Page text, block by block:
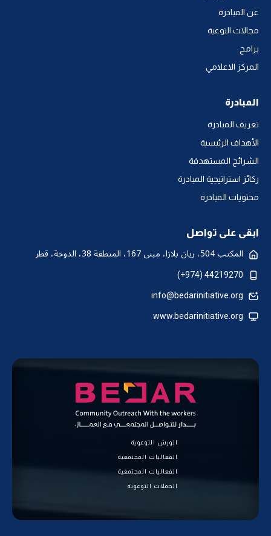
عن المبادرة
مجالات التوعية
برامج
المركز الاعلامي
المبادرة
تعريف المبادرة
الأهداف الرئيسية
الشرائح المستهدفة
ركائز استراتيجية المبادرة
محتويات المبادرة
ابقى على تواصل
المكتب 504، ريان بلازا، مبنى 167، المنطقة 38، الدوحة، قطر
44219270 (974+)
info@bedarinitiative.org
www.bedarinitiative.org
الورش التوعوية
الفعاليات المجتمعية
الفعاليات المجتمعية
الحملات التوعوية